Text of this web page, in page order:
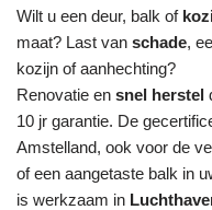
Wilt u een deur, balk of
maat? Last van schade,
kozijn of aanhechting?
Renovatie en snel herstel
10 jr garantie. De
Amstelland, ook voor de
of een aangetaste balk in
is werkzaam in